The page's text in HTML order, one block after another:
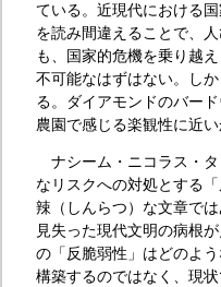
ている。近現代における
を読み間違えることで、
も、国家的危機を乗り越
不可能なはずはない。し
る。ダイアモンドのバー
農園で感じる楽観性に近い
ナシーム・ニコラス・
なリスクへの対処とする
辣（しんらつ）な文章で
見失った現代文明の病根
の「反脆弱性」はどのよ
構築するのではなく、現